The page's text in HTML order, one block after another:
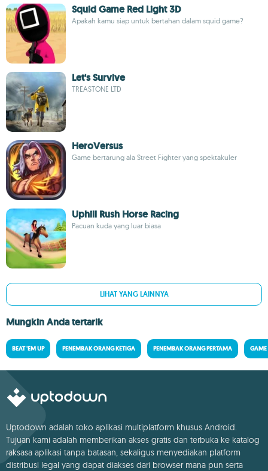
Squid Game Red Light 3D
Apakah kamu siap untuk bertahan dalam squid game?
Let's Survive
TREASTONE LTD
HeroVersus
Game bertarung ala Street Fighter yang spektakuler
Uphill Rush Horse Racing
Pacuan kuda yang luar biasa
LIHAT YANG LAINNYA
Mungkin Anda tertarik
BEAT 'EM UP PENEMBAK ORANG KETIGA PENEMBAK ORANG PERTAMA GAME
Uptodown adalah toko aplikasi multiplatform khusus Android.
Tujuan kami adalah memberikan akses gratis dan terbuka ke katalog
raksasa aplikasi tanpa batasan, sekaligus menyediakan platform
distribusi legal yang dapat diakses dari browser mana pun serta